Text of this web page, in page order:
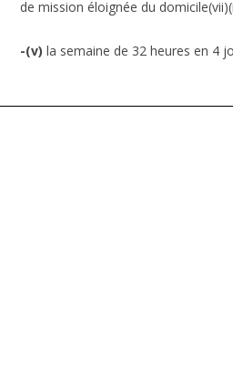
de mission éloignée du
-(v) la semaine de 32 heures en 4